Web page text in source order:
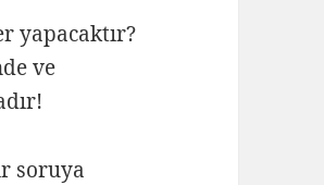
yapacaktır?
ve
soruya